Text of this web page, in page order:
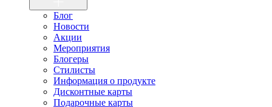
Блог
Новости
Акции
Мероприятия
Блогеры
Стилисты
Информация о продукте
Дисконтные карты
Подарочные карты